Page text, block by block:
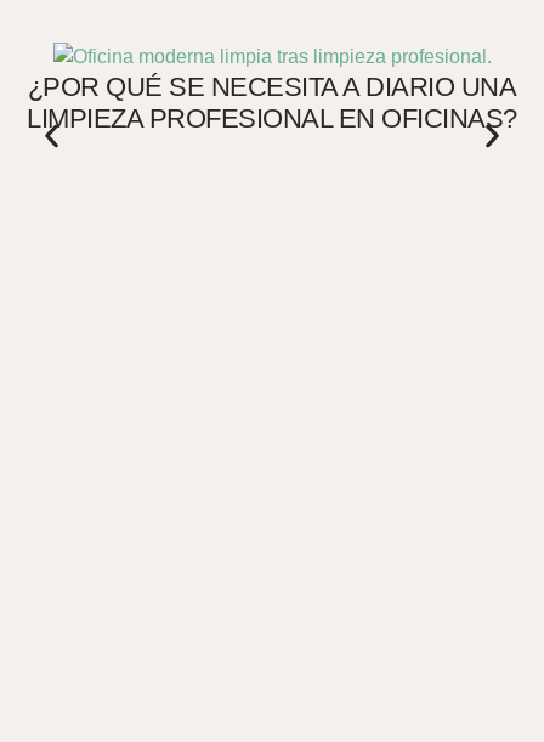
¿POR QUÉ SE NECESITA A DIARIO UNA
LIMPIEZA PROFESIONAL EN OFICINAS?